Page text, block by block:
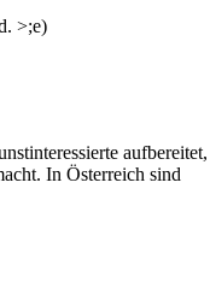
>;e)
aufbereitet,
In Österreich sind